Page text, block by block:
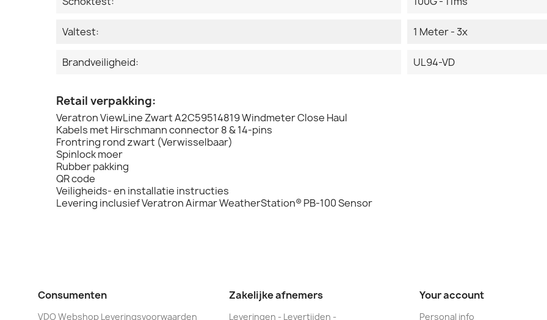
Valtest: 1 Meter - 3x
Brandveiligheid: UL94-VD
Retail verpakking:
Veratron ViewLine Zwart A2C59514819 Windmeter Close Haul
Kabels met Hirschmann connector 8 & 14-pins
Frontring rond zwart (Verwisselbaar)
Spinlock moer
Rubber pakking
QR code
Veiligheids- en installatie instructies
Levering inclusief Veratron Airmar WeatherStation® PB-100 Sensor
Consumenten
VDO Webshop Leveringsvoorwaarden
Zakelijke afnemers
Leveringen - Levertijden -
Your account
Personal info